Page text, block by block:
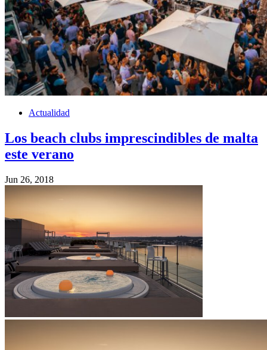
Actualidad
Los beach clubs imprescindibles de malta
este verano
Jun 26, 2018